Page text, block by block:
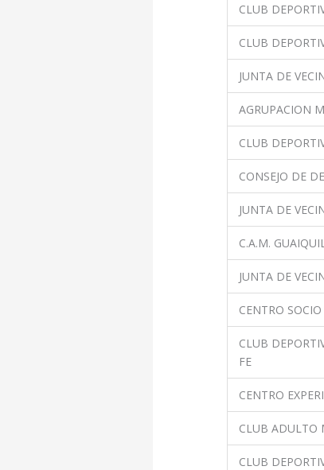
CLUB
CLUB
JUNTA DE
AGRUPACION
CLUB
CONSEJO DE
JUNTA DE
C.A.M.
JUNTA DE
CENTRO
CLUB
FE
CENTRO
CLUB ADULTO
CLUB